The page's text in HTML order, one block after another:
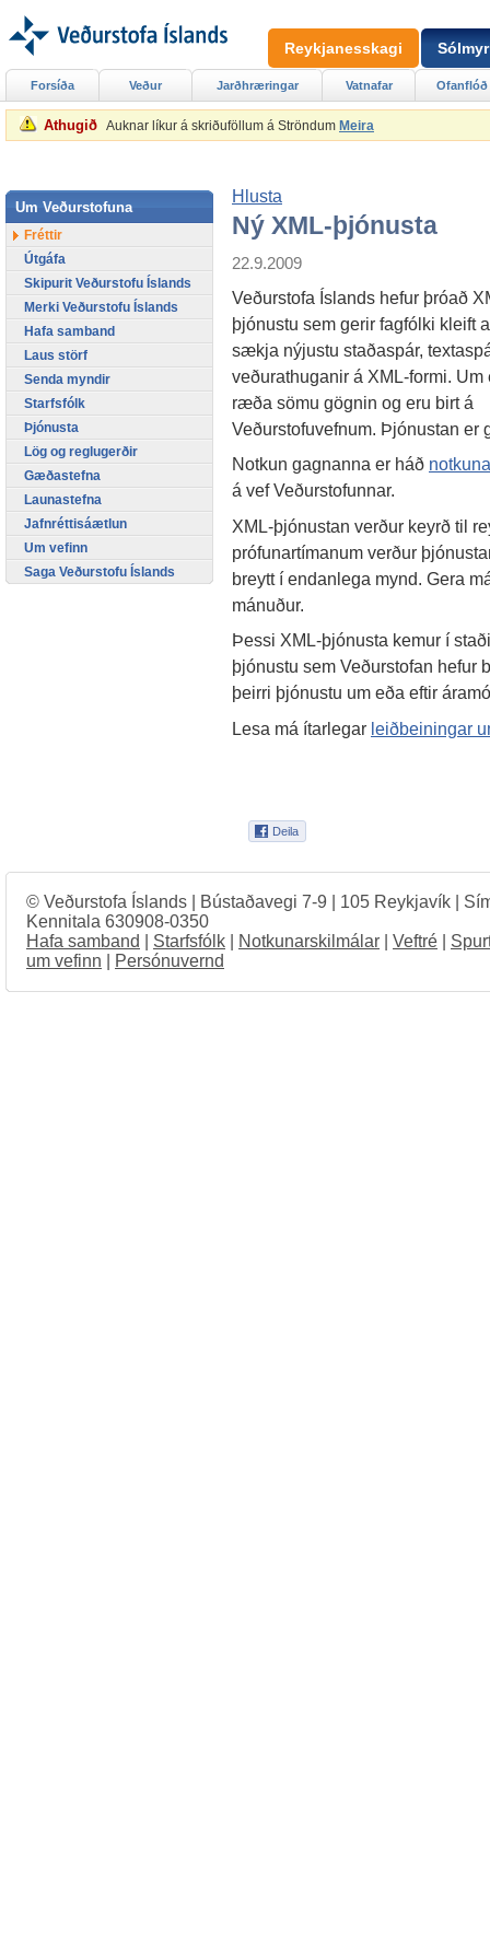
Athugið Auknar líkur á skriðuföllum á Ströndum Meira
Hlusta
Ný XML-þjónusta
22.9.2009
Veðurstofa Íslands hefur þróað
þjónustu sem gerir fagfólki kleift
sækja nýjustu staðaspár,
veðurathuganir á XML-formi. Um
ræða sömu gögnin og eru birt á
Veðurstofuvefnum. Þjónustan er
Notkun gagnanna er háð
á vef Veðurstofunnar.
XML-þjónustan verður keyrð til
prófunartímanum verður
breytt í endanlega mynd. Gera
mánuður.
Þessi XML-þjónusta kemur í
þjónustu sem Veðurstofan hefur
þeirri þjónustu um eða eftir
Lesa má ítarlegar leiðbeiningar
Forsíða Veður Jarðhræringar Vatnafar Ofanflóð
Um Veðurstofuna
Fréttir
Útgáfa
Skipurit Veðurstofu Íslands
Merki Veðurstofu Íslands
Hafa samband
Laus störf
Senda myndir
Starfsfólk
Þjónusta
Lög og reglugerðir
Gæðastefna
Launastefna
Jafnréttisáætlun
Um vefinn
Saga Veðurstofu Íslands
Reykjanesskagi
© Veðurstofa Íslands | Bústaðavegi 7-9 | 105 Reykjavík |
Kennitala 630908-0350
Hafa samband
Starfsfólk Notkunarskilmálar Veftré
um vefinn
Persónuvernd